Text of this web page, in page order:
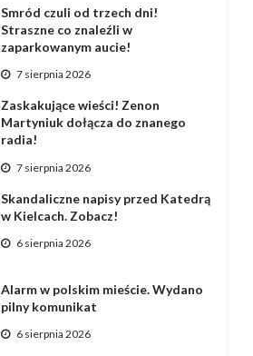
Smród czuli od trzech dni!
Straszne co znaleźli w
zaparkowanym aucie!
7 sierpnia 2026
Zaskakujące wieści! Zenon
Martyniuk dołącza do znanego
radia!
7 sierpnia 2026
Skandaliczne napisy przed Katedrą
w Kielcach. Zobacz!
6 sierpnia 2026
Alarm w polskim mieście. Wydano
pilny komunikat
6 sierpnia 2026